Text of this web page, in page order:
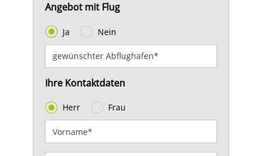
Angebot mit Flug
Ja Nein
Ihre Kontaktdaten
Herr Frau